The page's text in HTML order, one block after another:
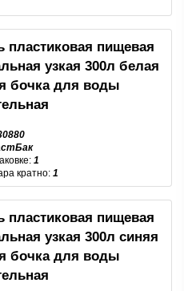
пластиковая пищевая
узкая 300л белая
бочка для воды
1
кратно: 1
пластиковая пищевая
узкая 300л синяя
бочка для воды